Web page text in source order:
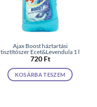
Ajax Boost háztartási
tisztítószer Ecet&Levendula 1 l
720 Ft
KOSÁRBA TESZEM